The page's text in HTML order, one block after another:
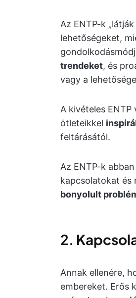
Az ENTP-k
lehetőségeket,
trendeket, és
vagy a
A kivételes
ötleteikkel
feltárásától.
Az ENTP-k
kapcsolatokat és
bonyolult
2.
Annak ellenére,
embereket. Erős